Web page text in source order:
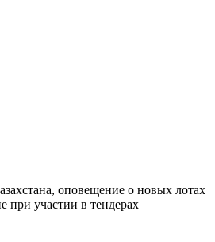
оповещение о новых лотах
при участии в тендерах